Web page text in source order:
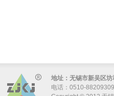
地址：无锡市新吴区
电话：0510-